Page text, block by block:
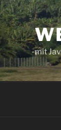
Zum
Inhalt
springen
mit